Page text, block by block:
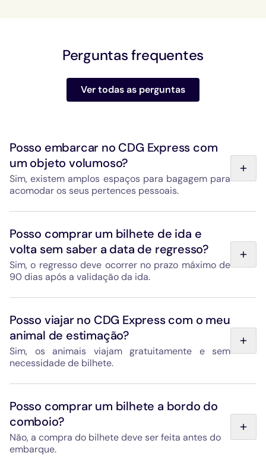
Perguntas frequentes
Ver todas as perguntas
Posso embarcar no CDG Express com
um objeto volumoso?
Sim, existem amplos espaços para bagagem para
acomodar os seus pertences pessoais.
com fixações e cintos para equipamentos volumosos:
bicicletas, carrinhos de bebé, material desportivo, etc.
Um chefe de bordo presente em cada comboio poderá
ajudá-lo a arrumar a sua bagagem durante o embarque.
Posso comprar um bilhete de ida e
volta sem saber a data de regresso?
Sim, o regresso deve ocorrer no prazo máximo de
90 dias após a validação da ida.
da ida, no sentido inverso.
Posso viajar no CDG Express com o meu
animal de estimação?
Sim, os animais viajam gratuitamente e sem
necessidade de bilhete.
dimensões máximas de 45 x 30 x 25 cm): no colo ou aos
seus pés. Com trela: o animal deve ser açaimado e
permanecer aos seus pés. Os cães-guia ou de
assistência são admitidos sem restrições.
Posso comprar um bilhete a bordo do
comboio?
Não, a compra do bilhete deve ser feita antes do
embarque.